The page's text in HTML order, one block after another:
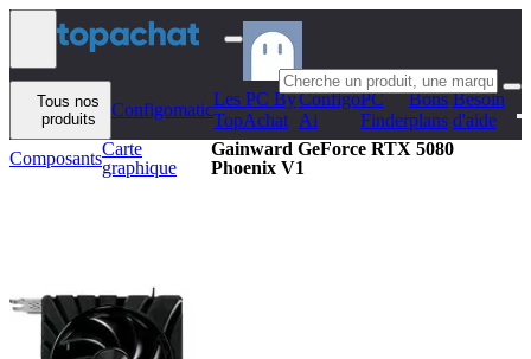
Aller au contenu
Tous nos
produits
Configomatic
Les PC By
TopAchat
Configo
Ai
PC
Finder
Bons
plans
Besoin
d'aide
ComposantsCarte
graphique
Gainward GeForce RTX 5080
Phoenix V1